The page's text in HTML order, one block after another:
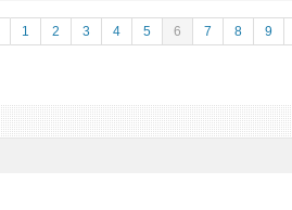
1 2 3 4 5 6 7 8 9